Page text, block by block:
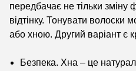
передбачає не тільки зміну
відтінку. Тонувати
або хною. Другий варіант є
Безпека. Хна – це